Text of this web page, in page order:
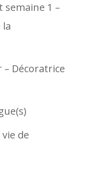
semaine 1 –
la
– Décoratrice
de